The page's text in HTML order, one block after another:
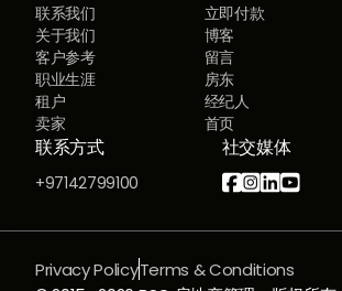
联系我们
立即付款
关于我们
博客
客户参考
留言
职业生涯
房东
租户
经纪人
卖家
首页
联系方式
+97142799100
社交媒体

Privacy PolicyTerms & Conditions